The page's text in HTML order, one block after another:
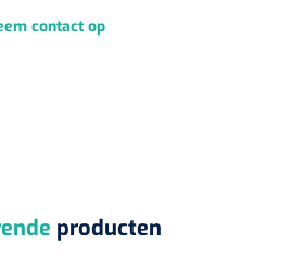
contact op
producten